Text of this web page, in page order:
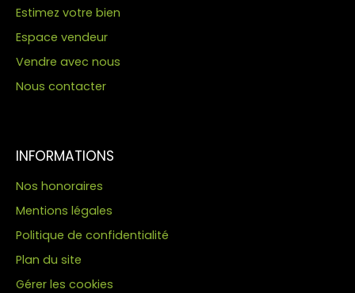
Estimez votre bien
Espace vendeur
Vendre avec nous
Nous contacter
INFORMATIONS
Nos honoraires
Mentions légales
Politique de confidentialité
Plan du site
Gérer les cookies